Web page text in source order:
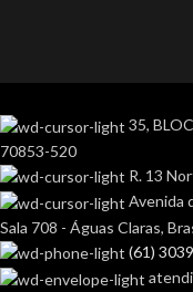
35,
70853-520
R. 13
Avenida
Sala 708 - Águas Claras,
(61)